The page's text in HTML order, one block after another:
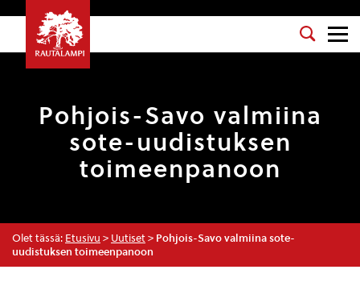
Pohjois-Savo valmiina
sote-uudistuksen
toimeenpanoon
Olet tässä: Etusivu > Uutiset > Pohjois-Savo valmiina sote-
uudistuksen toimeenpanoon